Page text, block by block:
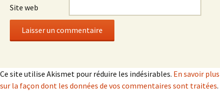
Site web
Ce site utilise Akismet pour réduire les indésirables. En savoir plus
sur la façon dont les données de vos commentaires sont traitées.